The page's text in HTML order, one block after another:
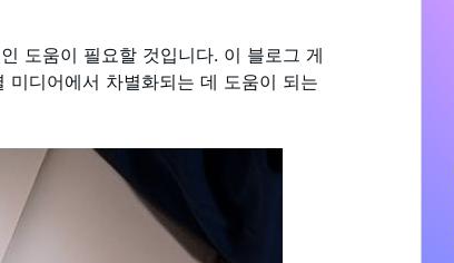
도움이 필요할 것입니다. 이 블로그 게
디어에서 차별화되는 데 도움이 되는